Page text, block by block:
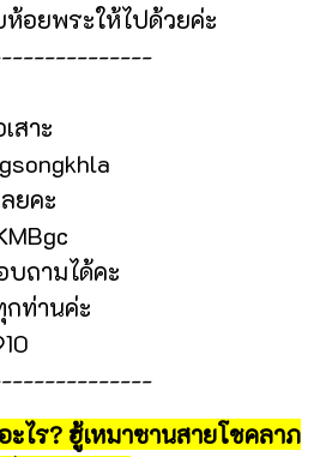
อยพระให้ไปด้วยค่ะ
สาะ
ยคะ
บถามได้คะ
ท่านค่ะ
ไร? ฮู้เหมาซานสายโชคลาภ